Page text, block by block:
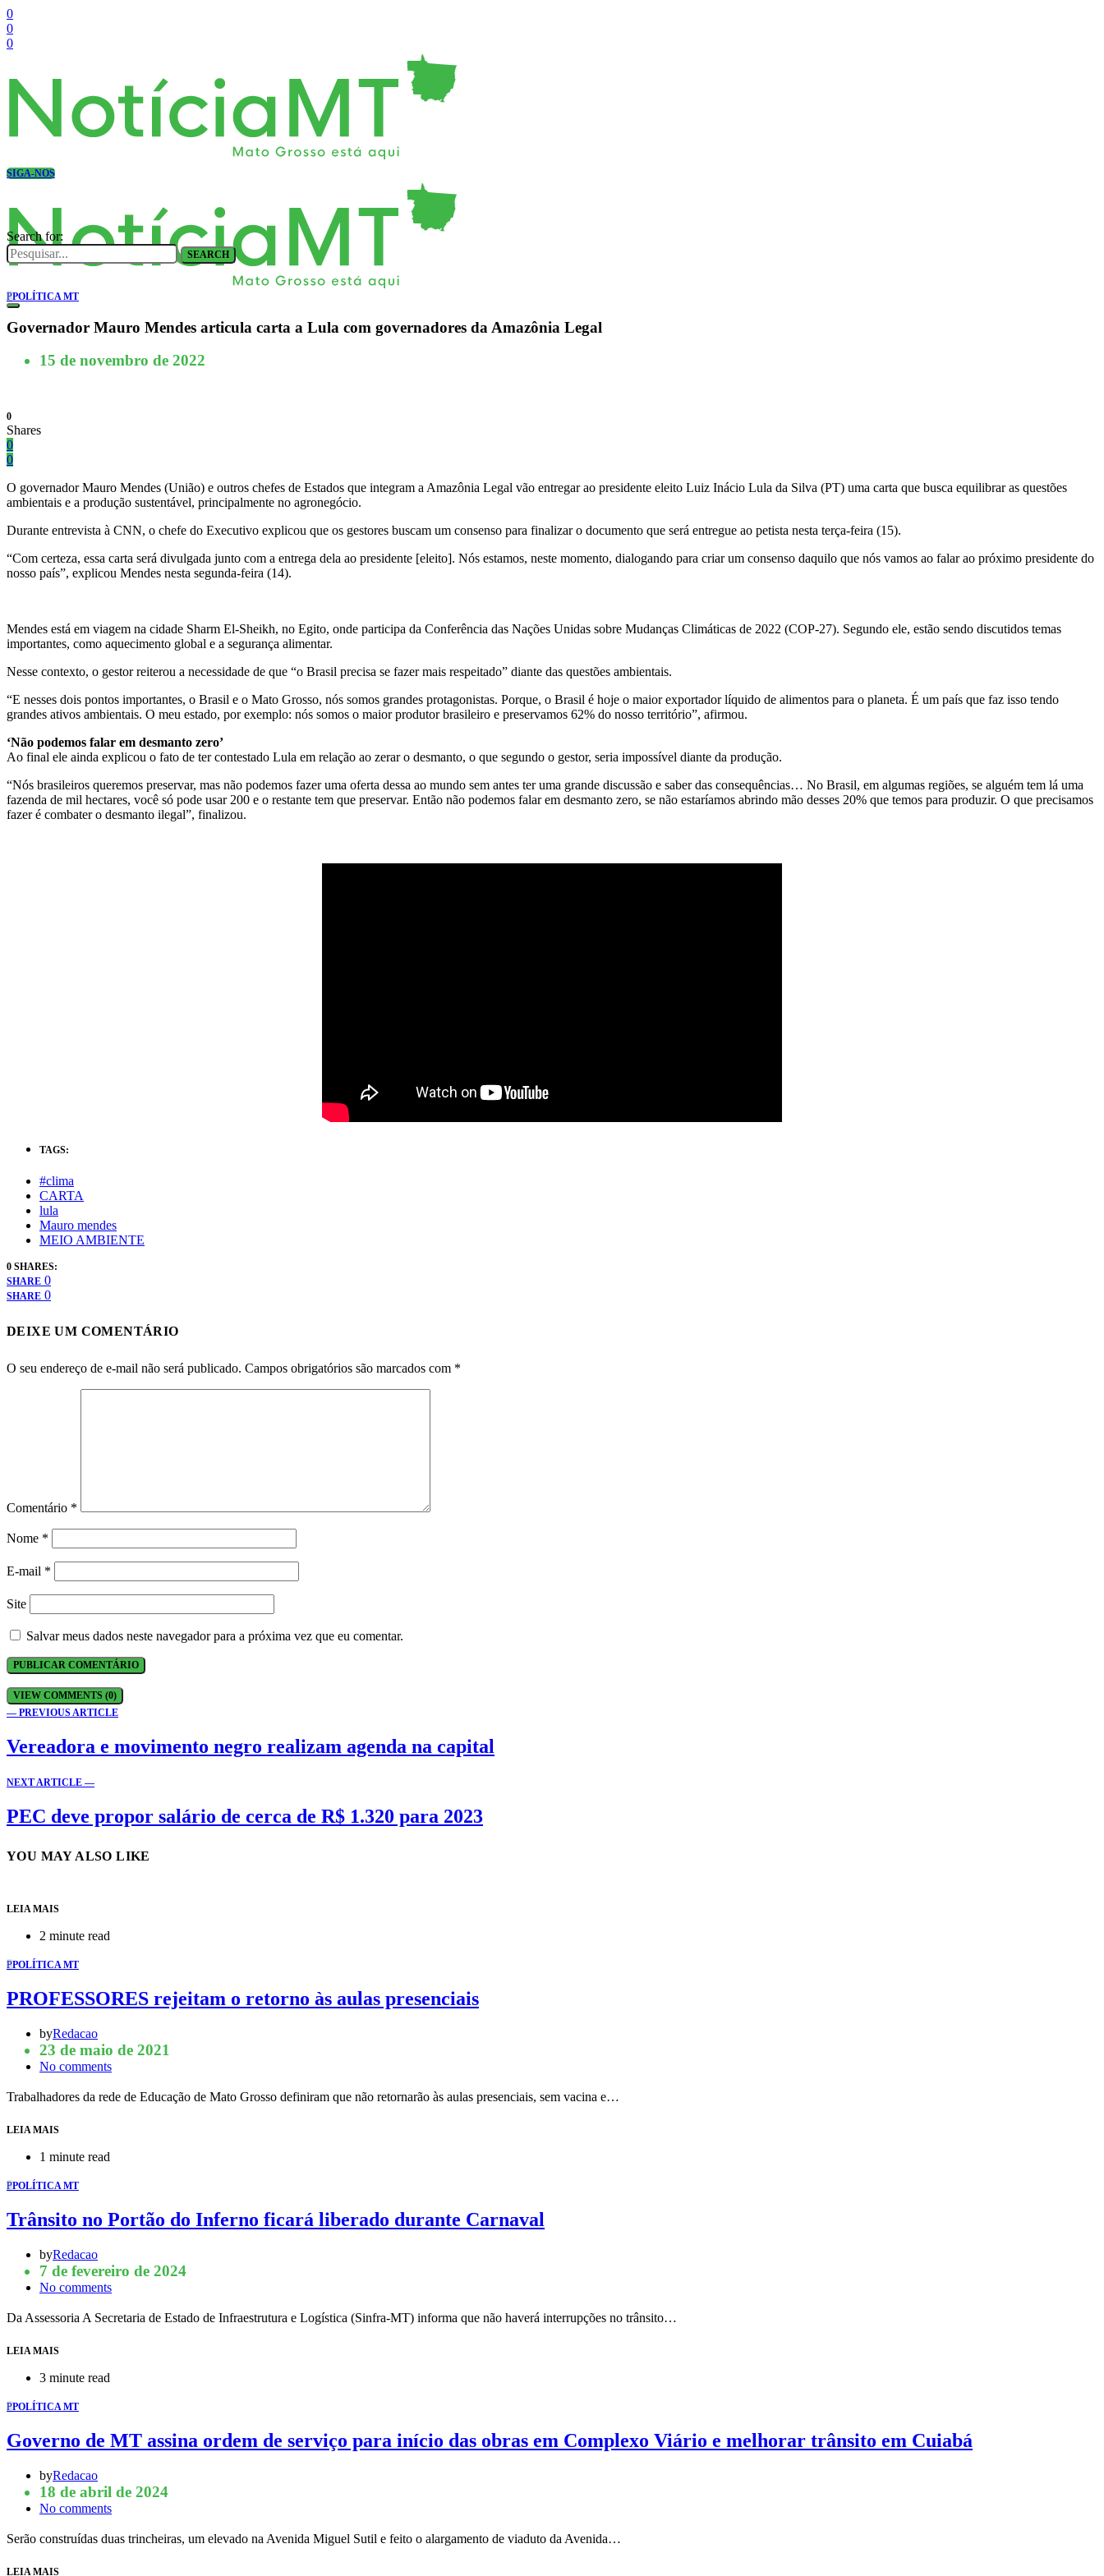
0
0
0
SIGA-NOS
Search for:
SEARCH
PPOLÍTICA MT
Governador Mauro Mendes articula carta a Lula com governadores da Amazônia Legal
15 de novembro de 2022
0
Shares
0
0
O governador Mauro Mendes (União) e outros chefes de Estados que integram a Amazônia Legal vão entregar ao presidente eleito Luiz Inácio Lula da Silva (PT) uma carta que busca equilibrar as questões
ambientais e a produção sustentável, principalmente no agronegócio.
Durante entrevista à CNN, o chefe do Executivo explicou que os gestores buscam um consenso para finalizar o documento que será entregue ao petista nesta terça-feira (15).
“Com certeza, essa carta será divulgada junto com a entrega dela ao presidente [eleito]. Nós estamos, neste momento, dialogando para criar um consenso daquilo que nós vamos ao falar ao próximo presidente do
nosso país”, explicou Mendes nesta segunda-feira (14).
Mendes está em viagem na cidade Sharm El-Sheikh, no Egito, onde participa da Conferência das Nações Unidas sobre Mudanças Climáticas de 2022 (COP-27). Segundo ele, estão sendo discutidos temas
importantes, como aquecimento global e a segurança alimentar.
Nesse contexto, o gestor reiterou a necessidade de que “o Brasil precisa se fazer mais respeitado” diante das questões ambientais.
“E nesses dois pontos importantes, o Brasil e o Mato Grosso, nós somos grandes protagonistas. Porque, o Brasil é hoje o maior exportador líquido de alimentos para o planeta. É um país que faz isso tendo
grandes ativos ambientais. O meu estado, por exemplo: nós somos o maior produtor brasileiro e preservamos 62% do nosso território”, afirmou.
‘Não podemos falar em desmanto zero’
Ao final ele ainda explicou o fato de ter contestado Lula em relação ao zerar o desmanto, o que segundo o gestor, seria impossível diante da produção.
“Nós brasileiros queremos preservar, mas não podemos fazer uma oferta dessa ao mundo sem antes ter uma grande discussão e saber das consequências… No Brasil, em algumas regiões, se alguém tem lá uma
fazenda de mil hectares, você só pode usar 200 e o restante tem que preservar. Então não podemos falar em desmanto zero, se não estaríamos abrindo mão desses 20% que temos para produzir. O que precisamos
fazer é combater o desmanto ilegal”, finalizou.
TAGS:
#clima
CARTA
lula
Mauro mendes
MEIO AMBIENTE
0 SHARES:
SHARE 0
SHARE 0
DEIXE UM COMENTÁRIO
O seu endereço de e-mail não será publicado. Campos obrigatórios são marcados com *
Comentário *
Nome *
E-mail *
Site
Salvar meus dados neste navegador para a próxima vez que eu comentar.
VIEW COMMENTS (0)
— PREVIOUS ARTICLE
Vereadora e movimento negro realizam agenda na capital
NEXT ARTICLE —
PEC deve propor salário de cerca de R$ 1.320 para 2023
YOU MAY ALSO LIKE
LEIA MAIS
2 minute read
PPOLÍTICA MT
PROFESSORES rejeitam o retorno às aulas presenciais
byRedacao
23 de maio de 2021
No comments
Trabalhadores da rede de Educação de Mato Grosso definiram que não retornarão às aulas presenciais, sem vacina e…
LEIA MAIS
1 minute read
PPOLÍTICA MT
Trânsito no Portão do Inferno ficará liberado durante Carnaval
byRedacao
7 de fevereiro de 2024
No comments
Da Assessoria A Secretaria de Estado de Infraestrutura e Logística (Sinfra-MT) informa que não haverá interrupções no trânsito…
LEIA MAIS
3 minute read
PPOLÍTICA MT
Governo de MT assina ordem de serviço para início das obras em Complexo Viário e melhorar trânsito em Cuiabá
byRedacao
18 de abril de 2024
No comments
Serão construídas duas trincheiras, um elevado na Avenida Miguel Sutil e feito o alargamento de viaduto da Avenida…
LEIA MAIS